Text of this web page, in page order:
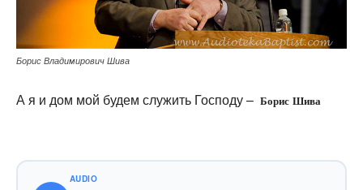
Борис Владимирович Шива
А я и дом мой будем служить Господу – Борис Шива
AUDIO